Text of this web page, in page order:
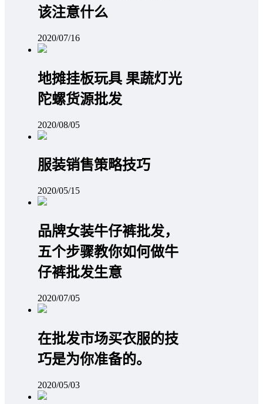
该注意什么
2020/07/16
地摊挂板玩具 果蔬灯光
陀螺货源批发
2020/08/05
服装销售策略技巧
2020/05/15
品牌女装牛仔裤批发，
五个步骤教你如何做牛
仔裤批发生意
2020/07/05
在批发市场买衣服的技
巧是为你准备的。
2020/05/03